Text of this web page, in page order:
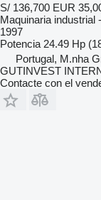
S/ 136,700 EUR
Maquinaria industrial
1997
Potencia 24.49 Hp
Portugal, M.nha
GUTINVEST
Contacte con el